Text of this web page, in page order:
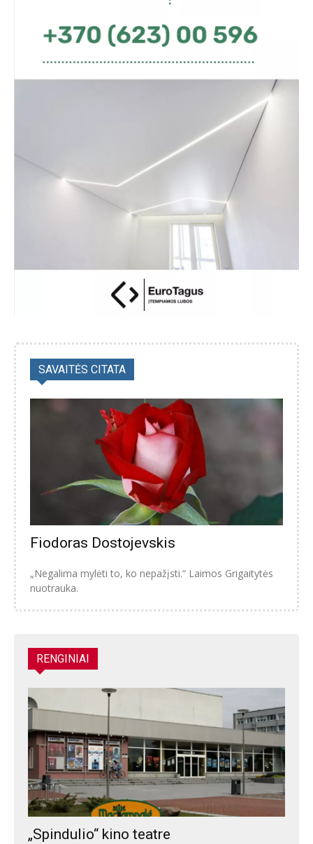
SAVAITĖS CITATA
Fiodoras Dostojevskis
„Negalima mylėti to, ko nepažįsti.“ Laimos Grigaitytės
nuotrauka.
RENGINIAI
„Spindulio“ kino teatre